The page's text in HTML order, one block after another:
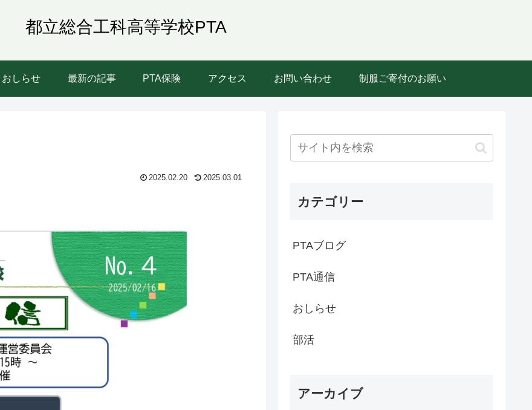
都立総合工科高等学校PTA
おしらせ 最新の記事 PTA保険 アクセス お問い合わせ 制服ご寄付のお願い
2025.02.20 2025.03.01
カテゴリー
PTAブログ
PTA通信
おしらせ
部活
アーカイブ